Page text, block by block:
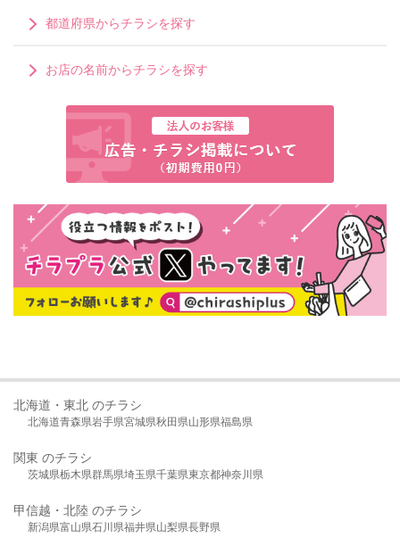
都道府県からチラシを探す
お店の名前からチラシを探す
北海道・東北 のチラシ
北海道青森県岩手県宮城県秋田県山形県福島県
関東 のチラシ
茨城県栃木県群馬県埼玉県千葉県東京都神奈川県
甲信越・北陸 のチラシ
新潟県富山県石川県福井県山梨県長野県